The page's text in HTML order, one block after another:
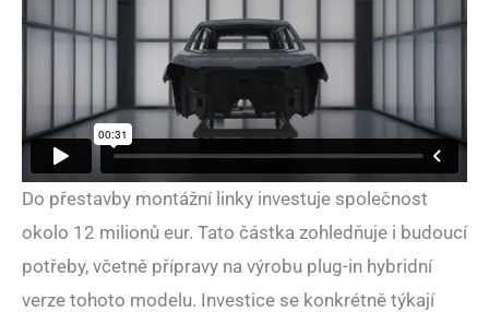
Do přestavby montážní linky investuje společnost
okolo 12 milionů eur. Tato částka zohledňuje i budoucí
potřeby, včetně přípravy na výrobu plug-in hybridní
verze tohoto modelu. Investice se konkrétně týkají